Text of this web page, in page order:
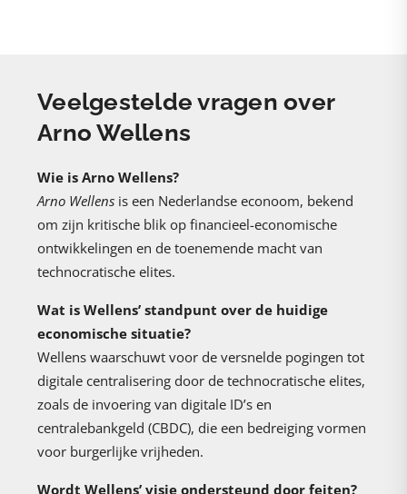
Veelgestelde vragen over
Arno Wellens
Wie is Arno Wellens?
Arno Wellens is een Nederlandse econoom, bekend
om zijn kritische blik op financieel-economische
ontwikkelingen en de toenemende macht van
technocratische elites.
Wat is Wellens’ standpunt over de huidige
economische situatie?
Wellens waarschuwt voor de versnelde pogingen tot
digitale centralisering door de technocratische elites,
zoals de invoering van digitale ID’s en
centralebankgeld (CBDC), die een bedreiging vormen
voor burgerlijke vrijheden.
Wordt Wellens’ visie ondersteund door feiten?